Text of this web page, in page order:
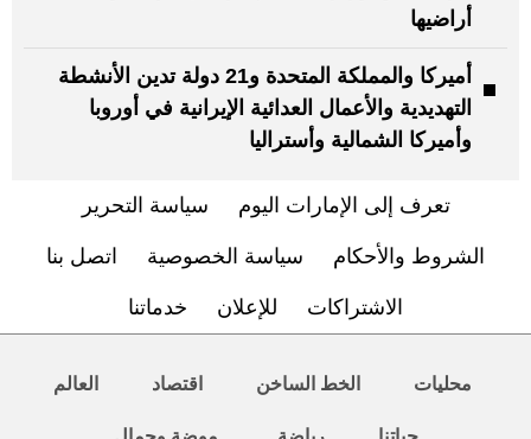
أراضيها
أميركا والمملكة المتحدة و21 دولة تدين الأنشطة
التهديدية والأعمال العدائية الإيرانية في أوروبا
وأميركا الشمالية وأستراليا
تعرف إلى الإمارات اليوم سياسة التحرير
الشروط والأحكام سياسة الخصوصية اتصل بنا
الاشتراكات للإعلان خدماتنا
محليات الخط الساخن اقتصاد العالم